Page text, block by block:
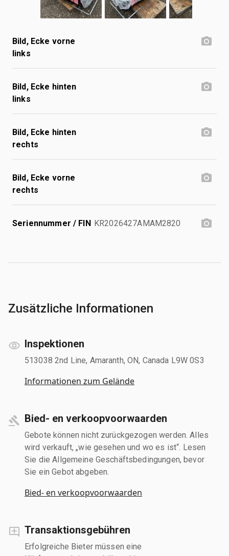
Bild, Ecke vorne
links
Bild, Ecke hinten
links
Bild, Ecke hinten
rechts
Bild, Ecke vorne
rechts
Seriennummer / FIN KR2026427AMAM2820
Zusätzliche Informationen
Inspektionen
513038 2nd Line, Amaranth, ON, Canada L9W 0S3
Informationen zum Gelände
Bied- en verkoopvoorwaarden
Gebote können nicht zurückgezogen werden. Alles
wird verkauft, „wie gesehen und wo es ist“. Lesen
Sie die Allgemeine Geschäftsbedingungen, bevor
Sie ein Gebot abgeben.
Bied- en verkoopvoorwaarden
Transaktionsgebühren
Erfolgreiche Bieter müssen eine